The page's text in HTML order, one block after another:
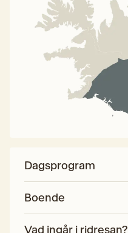
Dagsprogram
Boende
Vad ingår i ridresan?